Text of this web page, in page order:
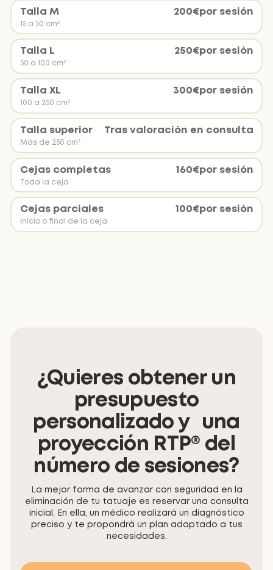
Talla M
15 a 50 cm²
200€por sesión
Talla L
50 a 100 cm²
250€por sesión
Talla XL
100 a 250 cm²
300€por sesión
Talla superior
Más de 250 cm²
Tras valoración en consulta
Cejas completas
Toda la ceja
160€por sesión
Cejas parciales
Inicio o final de la ceja
100€por sesión
¿Quieres obtener un
presupuesto
personalizado y una
proyección RTP® del
número de sesiones?
La mejor forma de avanzar con seguridad en la
eliminación de tu tatuaje es reservar una consulta
inicial. En ella, un médico realizará un diagnóstico
preciso y te propondrá un plan adaptado a tus
necesidades.